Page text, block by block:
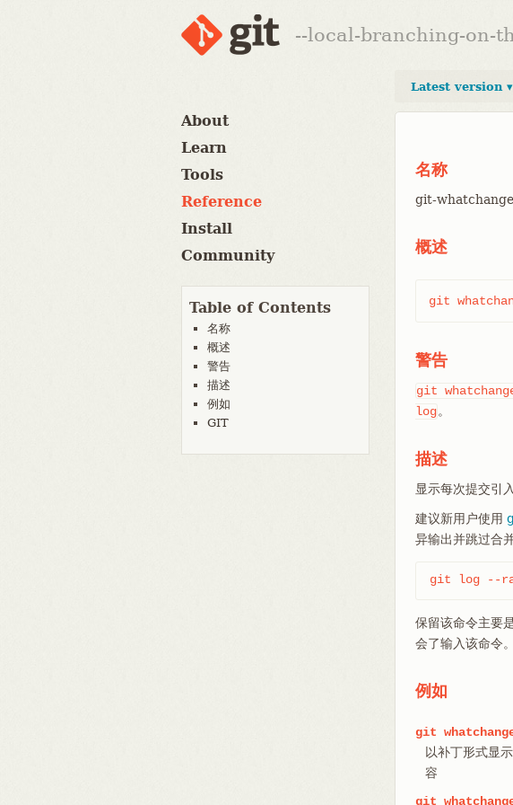
--local-branching-on-
About
Learn
Tools
Reference
Install
Community
Table of Contents
名称
概述
警告
描述
例如
GIT
Latest version ▾
名称
git-
概述
git
警告
git
log。
描述
显示每次提交引
建议新用户使用
异输出并跳过合并
git log --
保留该命令主要
会了输入该命令。
例如
git
以补丁形式显
容
git